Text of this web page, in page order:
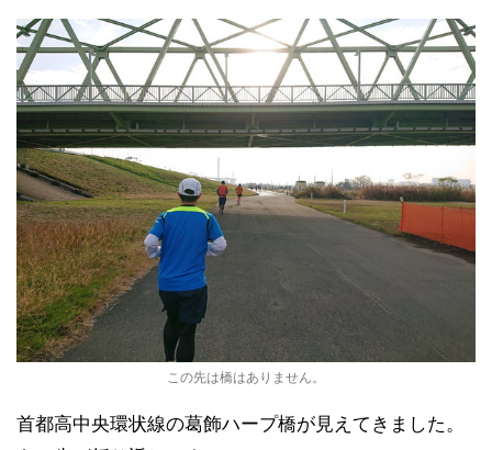
この先は橋はありません。
首都高中央環状線の葛飾ハープ橋が見えてきました。